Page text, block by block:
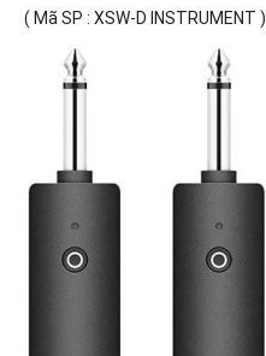
( Mã SP : XSW-D INSTRUMENT )